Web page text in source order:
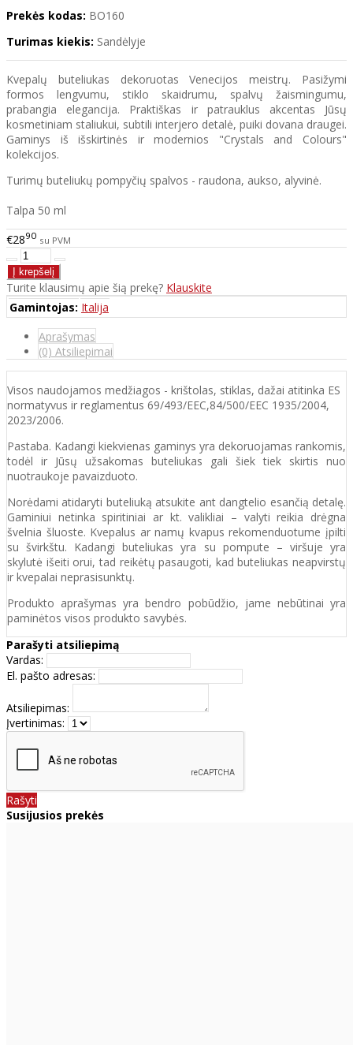
Prekės kodas: BO160
Turimas kiekis: Sandėlyje
Kvepalų buteliukas dekoruotas Venecijos meistrų. Pasižymi
formos lengvumu, stiklo skaidrumu, spalvų žaismingumu,
prabangia elegancija. Praktiškas ir patrauklus akcentas Jūsų
kosmetiniam staliukui, subtili interjero detalė, puiki dovana draugei.
Gaminys iš išskirtinės ir modernios "Crystals and Colours"
kolekcijos.
Turimų buteliukų pompyčių spalvos - raudona, aukso, alyvinė.
Talpa 50 ml
€2890 su PVM
Turite klausimų apie šią prekę? Klauskite
Gamintojas: Italija
Aprašymas
(0) Atsiliepimai
Visos naudojamos medžiagos - krištolas, stiklas, dažai atitinka ES
normatyvus ir reglamentus 69/493/EEC,84/500/EEC 1935/2004,
2023/2006.
Pastaba. Kadangi kiekvienas gaminys yra dekoruojamas rankomis,
todėl ir Jūsų užsakomas buteliukas gali šiek tiek skirtis nuo
nuotraukoje pavaizduoto.
Norėdami atidaryti buteliuką atsukite ant dangtelio esančią detalę.
Gaminiui netinka spiritiniai ar kt. valikliai – valyti reikia drėgna
švelnia šluoste. Kvepalus ar namų kvapus rekomenduotume įpilti
su švirkštu. Kadangi buteliukas yra su pompute – viršuje yra
skylutė išeiti orui, tad reikėtų pasaugoti, kad buteliukas neapvirstų
ir kvepalai neprasisunktų.
Produkto aprašymas yra bendro pobūdžio, jame nebūtinai yra
paminėtos visos produkto savybės.
Parašyti atsiliepimą
Vardas:
El. pašto adresas:
Atsiliepimas:
Įvertinimas:
Rašyti
Susijusios prekės